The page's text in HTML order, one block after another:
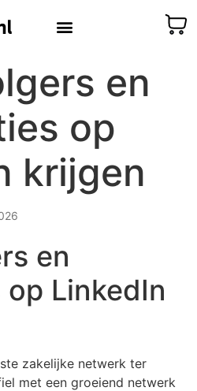
en
op
krijgen
en
LinkedIn
zakelijke netwerk ter
met een groeiend netwerk